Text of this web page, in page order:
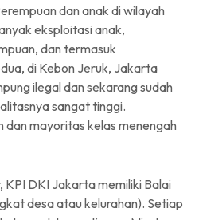
dan anak di wilayah
eksploitasi anak,
dan termasuk
di Kebon Jeruk, Jakarta
ilegal dan sekarang sudah
sangat tinggi.
mayoritas kelas menengah
DKI Jakarta memiliki Balai
desa atau kelurahan). Setiap